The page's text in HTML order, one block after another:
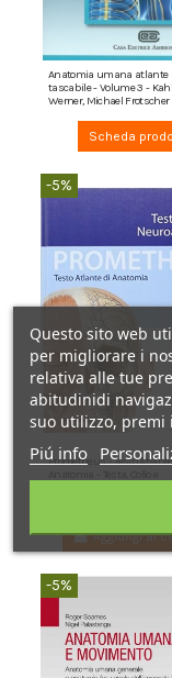
Anatomia umana atlante
tascabile - Volume 3 -
Werner, Michael Frotscher
Scheda
-5%
Prometheus - Testo
Aggiungi al
-5%
Questo sito web
per migliorare i
relativa alle tue
abitudinidi
suo utilizzo, premi
Piú info